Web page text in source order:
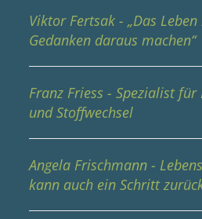
Viktor Fertsak - „Das
Gedanken daraus machen“
Franz Friess - Spezialist
und Stoffwechsel
Angela Frischmann -
kann auch ein Schritt